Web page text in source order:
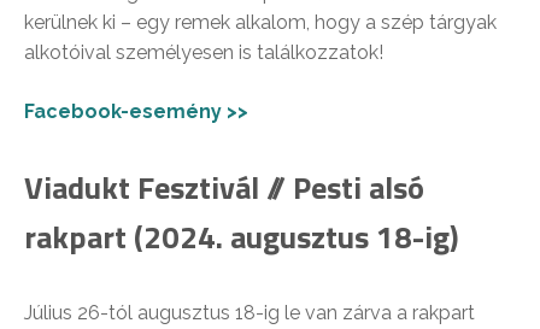
kerülnek ki – egy remek alkalom, hogy a szép tárgyak
alkotóival személyesen is találkozzatok!
Facebook-esemény >>
Viadukt Fesztivál // Pesti alsó
rakpart (2024. augusztus 18-ig)
Július 26-tól augusztus 18-ig le van zárva a rakpart